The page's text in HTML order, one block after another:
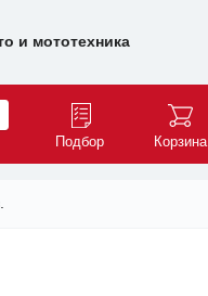
и мототехника
Подбор Корзина